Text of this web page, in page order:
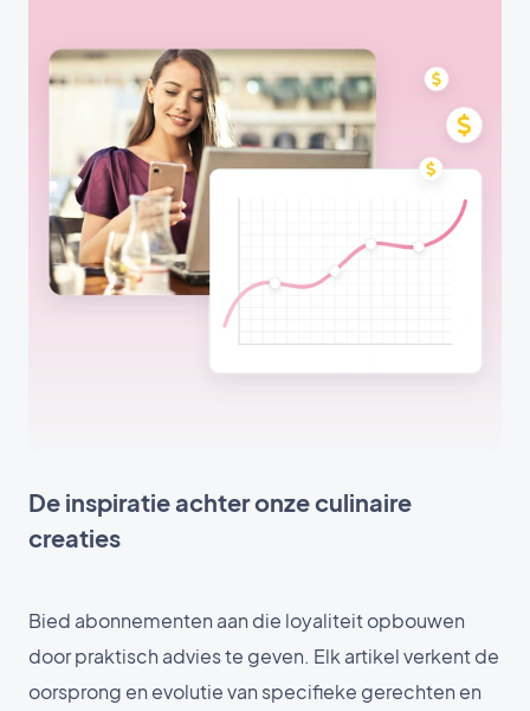
De inspiratie achter onze culinaire
creaties
Bied abonnementen aan die loyaliteit opbouwen
door praktisch advies te geven. Elk artikel verkent de
oorsprong en evolutie van specifieke gerechten en